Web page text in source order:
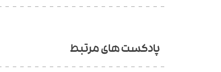
پادکست های مرتبط